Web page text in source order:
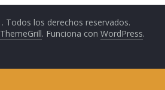
. Todos los derechos reservados.
ThemeGrill. Funciona conWordPress.